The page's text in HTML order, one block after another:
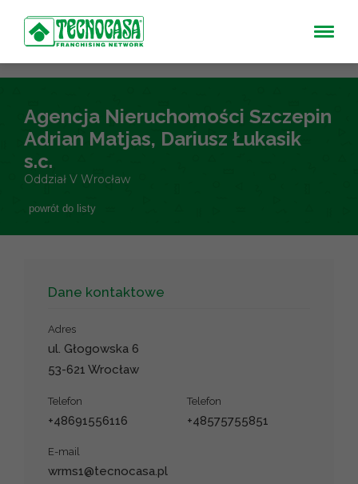
Agencja Nieruchomości Szczepin
Adrian Matjas, Dariusz Łukasik
s.c.
Oddział V Wrocław
powrót do listy
Dane kontaktowe
Adres
ul. Głogowska 6
53-621 Wrocław
Telefon
+48691556116
Telefon
+48575755851
E-mail
wrms1@tecnocasa.pl